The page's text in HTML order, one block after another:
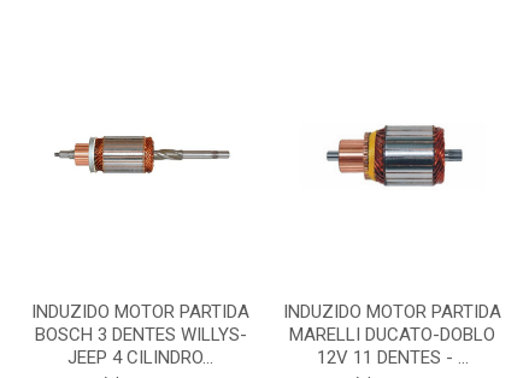
INDUZIDO MOTOR PARTIDA
BOSCH 3 DENTES WILLYS-
JEEP 4 CILINDRO...
INDUZIDO MOTOR PARTIDA
MARELLI DUCATO-DOBLO
12V 11 DENTES - ...